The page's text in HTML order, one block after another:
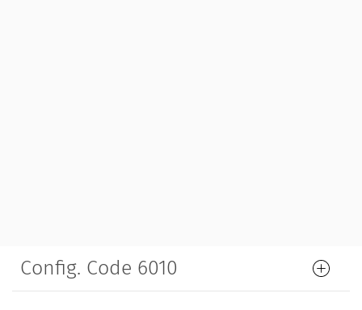
Config. Code 6010